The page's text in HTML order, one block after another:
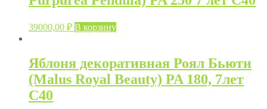
39000,00 ₽ В корзину
Яблоня декоративная Роял Бьюти
(Malus Royal Beauty) PA 180, 7лет
С40